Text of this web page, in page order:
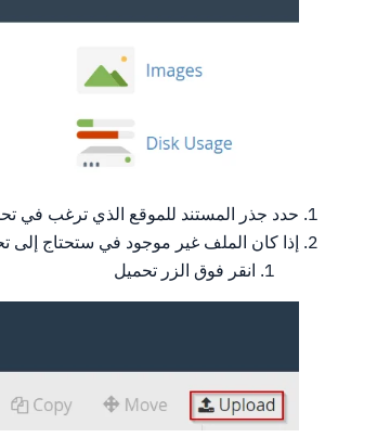
حدد جذر المستند للموقع الذي ترغب في
إذا كان الملف غير موجود في ستحتاج إلى
انقر فوق الزر تحميل